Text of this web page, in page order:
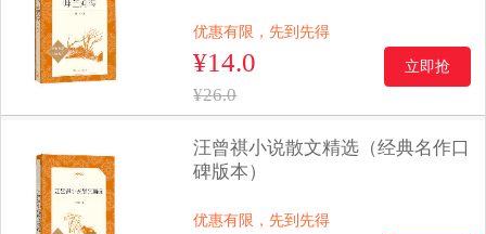
优惠有限，先到先得
¥14.0
¥26.0
立即抢
汪曾祺小说散文精选（经典名作口
碑版本）
优惠有限，先到先得